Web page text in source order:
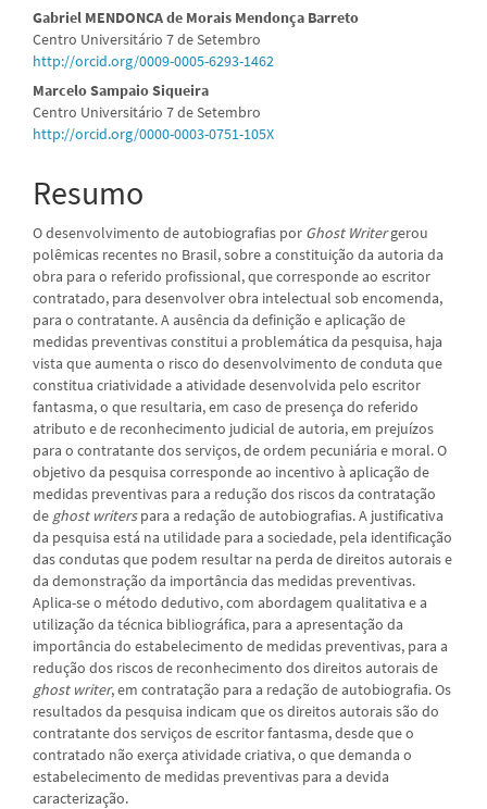
Conteúdo
do
artigo
principal
Gabriel MENDONCA de Morais Mendonça Barreto
Centro Universitário 7 de Setembro
http://orcid.org/0009-0005-6293-1462
Marcelo Sampaio Siqueira
Centro Universitário 7 de Setembro
http://orcid.org/0000-0003-0751-105X
Resumo
O desenvolvimento de autobiografias por Ghost Writergerou
polêmicas recentes no Brasil, sobre a constituição da autoria da
obra para o referido profissional, que corresponde ao escritor
contratado, para desenvolver obra intelectual sob encomenda,
para o contratante. A ausência da definição e aplicação de
medidas preventivas constitui a problemática da pesquisa, haja
vista que aumenta o risco do desenvolvimento de conduta que
constitua criatividade a atividade desenvolvida pelo escritor
fantasma, o que resultaria, em caso de presença do referido
atributo e de reconhecimento judicial de autoria, em prejuízos
para o contratante dos serviços, de ordem pecuniária e moral. O
objetivo da pesquisa corresponde ao incentivo à aplicação de
medidas preventivas para a redução dos riscos da contratação
de ghost writerspara a redação de autobiografias. A justificativa
da pesquisa está na utilidade para a sociedade, pela identificação
das condutas que podem resultar na perda de direitos autorais e
da demonstração da importância das medidas preventivas.
Aplica-se o método dedutivo, com abordagem qualitativa e a
utilização da técnica bibliográfica, para a apresentação da
importância do estabelecimento de medidas preventivas, para a
redução dos riscos de reconhecimento dos direitos autorais de
ghost writer, em contratação para a redação de autobiografia. Os
resultados da pesquisa indicam que os direitos autorais são do
contratante dos serviços de escritor fantasma, desde que o
contratado não exerça atividade criativa, o que demanda o
estabelecimento de medidas preventivas para a devida
caracterização.